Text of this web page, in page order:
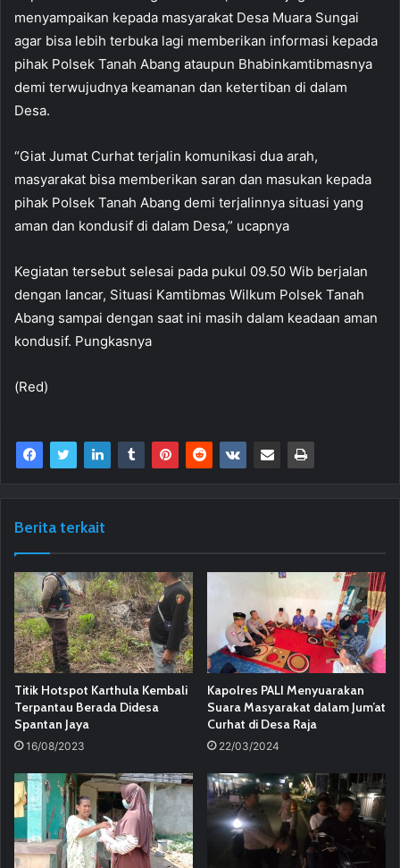
menyampaikan kepada masyarakat Desa Muara Sungai
agar bisa lebih terbuka lagi memberikan informasi kepada
pihak Polsek Tanah Abang ataupun Bhabinkamtibmasnya
demi terwujudnya keamanan dan ketertiban di dalam
Desa.
“Giat Jumat Curhat terjalin komunikasi dua arah,
masyarakat bisa memberikan saran dan masukan kepada
pihak Polsek Tanah Abang demi terjalinnya situasi yang
aman dan kondusif di dalam Desa,” ucapnya
Kegiatan tersebut selesai pada pukul 09.50 Wib berjalan
dengan lancar, Situasi Kamtibmas Wilkum Polsek Tanah
Abang sampai dengan saat ini masih dalam keadaan aman
kondusif. Pungkasnya
(Red)
Berita terkait
Titik Hotspot Karthula Kembali
Terpantau Berada Didesa
Spantan Jaya
16/08/2023
Kapolres PALI Menyuarakan
Suara Masyarakat dalam Jum’at
Curhat di Desa Raja
22/03/2024